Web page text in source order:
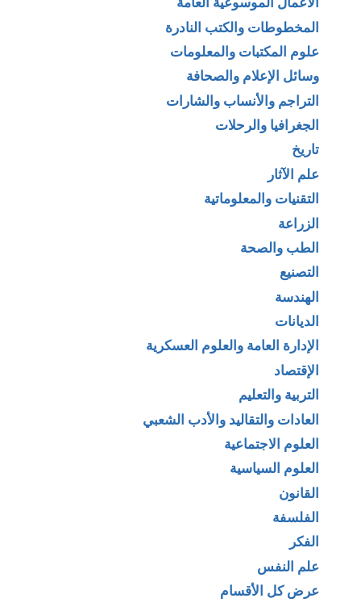
المخطوطات والكتب النادرة
علوم المكتبات والمعلومات
وسائل الإعلام والصحافة
التراجم والأنساب والشارات
الجغرافيا والرحلات
تاريخ
علم الآثار
التقنيات والمعلوماتية
الزراعة
الطب والصحة
التصنيع
الهندسة
الديانات
الإدارة العامة والعلوم العسكرية
الإقتصاد
التربية والتعليم
العادات والتقاليد والأدب الشعبي
العلوم الاجتماعية
العلوم السياسية
القانون
الفلسفة
الفكر
علم النفس
عرض كل الأقسام